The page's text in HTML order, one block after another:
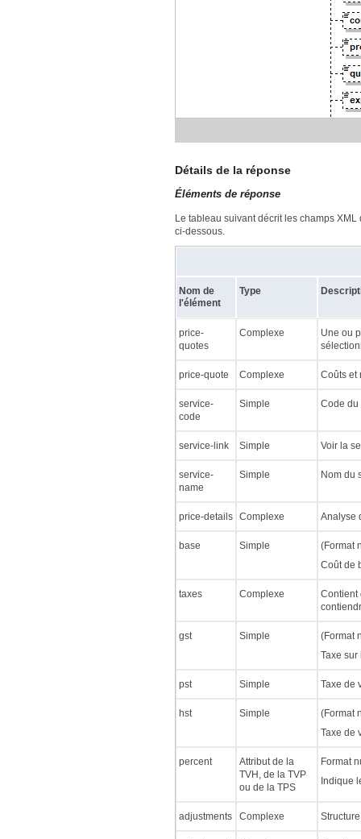
Détails de la réponse
Éléments de réponse
Le tableau suivant décrit les champs
ci-dessous.
Nom de
l'élément
Type
price-
quotes
Complexe
Une ou
price-quote Complexe Coûts et
service-
code
Simple Code du
service-link Simple Voir la
service-
name
Simple Nom du
price-details Complexe Analyse
base Simple
(Format
Coût de
taxes Complexe
Contient
gst Simple
(Format
Taxe sur
pst Simple Taxe de
hst Simple
(Format
Taxe de
percent
Attribut de la
TVH, de la TVP
ou de la TPS
Format
Indique
adjustments Complexe